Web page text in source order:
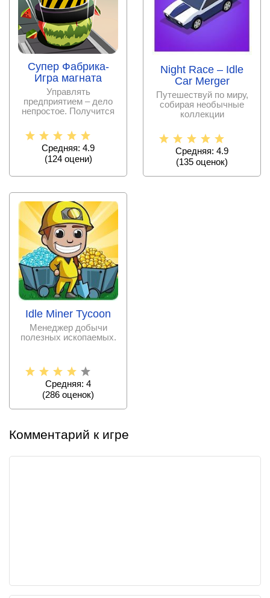
Супер Фабрика-
Игра магната
Управлять
предприятием – дело
непростое. Получится
Проверьте свои
Средняя: 4.9
(124оцени)
Night Race – Idle
Car Merger
Путешествуй по миру,
собирая необычные
коллекции
в заездах и
Средняя: 4.9
(135 оценок)
Idle Miner Tycoon
Менеджер добычи
полезных ископаемых.
Средняя: 4
(286 оценок)
Комментарий к игре